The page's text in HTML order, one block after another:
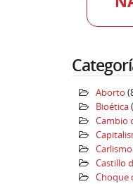
Aborto
Bioética
Cambio
Carlismo
Castillo
Choque